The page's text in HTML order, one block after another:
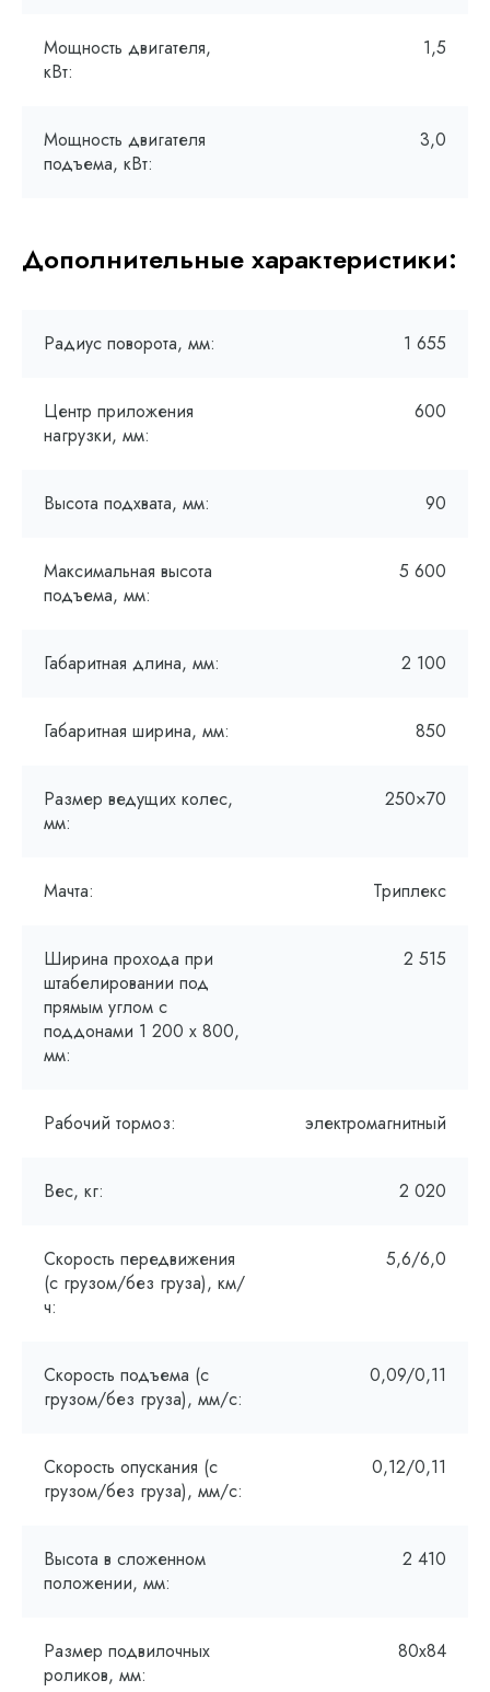
Мощность двигателя,
кВт:
1,5
Мощность двигателя
подъема, кВт:
3,0
Дополнительные характеристики:
Радиус поворота, мм: 1 655
Центр приложения
нагрузки, мм:
600
Высота подхвата, мм: 90
Максимальная высота
подъема, мм:
5 600
Габаритная длина, мм: 2 100
Габаритная ширина, мм: 850
Размер ведущих колес,
мм:
250×70
Мачта: Триплекс
Ширина прохода при
штабелировании под
прямым углом с
поддонами 1 200 x 800,
мм:
2 515
Рабочий тормоз: электромагнитный
Вес, кг: 2 020
Скорость передвижения
(с грузом/без груза), км/
ч:
5,6/6,0
Скорость подъема (с
грузом/без груза), мм/с:
0,09/0,11
Скорость опускания (с
грузом/без груза), мм/с:
0,12/0,11
Высота в сложенном
положении, мм:
2 410
Размер подвилочных
роликов, мм:
80х84